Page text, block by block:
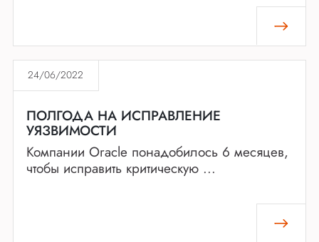
24/06/2022
ПОЛГОДА НА ИСПРАВЛЕНИЕ
УЯЗВИМОСТИ
Компании Oracle понадобилось 6 месяцев,
чтобы исправить критическую ...